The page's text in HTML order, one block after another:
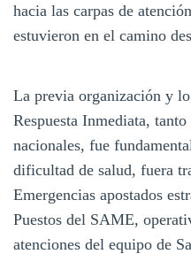
hacia las carpas de
estuvieron en el camino
La previa organización y
Respuesta Inmediata,
nacionales, fue
dificultad de salud, fuera
Emergencias apostados
Puestos del SAME,
atenciones del equipo de